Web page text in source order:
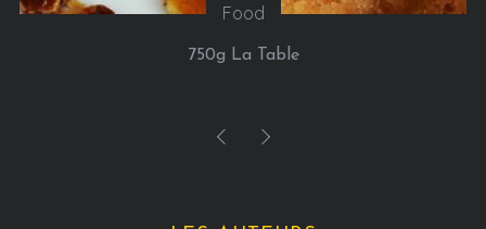
Sorties
Google installe un chalet à Paris du 21 au 24 janvier